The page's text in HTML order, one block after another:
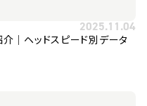
2025.11.04
｜ヘッドスピード別データ